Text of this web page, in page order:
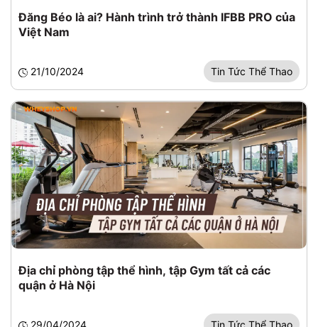
Đăng Béo là ai? Hành trình trở thành IFBB PRO của
Việt Nam
21/10/2024 Tin Tức Thể Thao
Địa chỉ phòng tập thể hình, tập Gym tất cả các
quận ở Hà Nội